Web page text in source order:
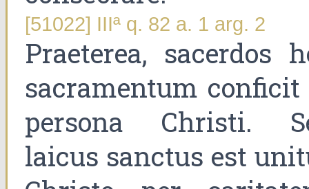
[51022] IIIª q. 82 a. 1 arg. 2
Praeterea, sacerdos
sacramentum
persona Christi.
laicus sanctus est